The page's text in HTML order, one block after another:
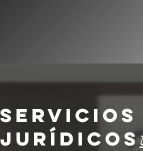
Servicios
Jurídicos